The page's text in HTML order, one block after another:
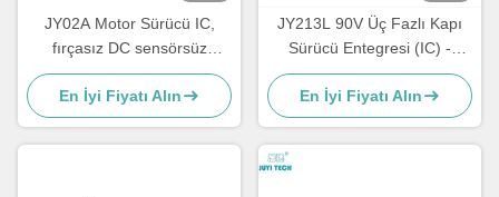
JY02A Motor Sürücü IC,
fırçasız DC sensörsüz
motorları çalıştırmak için
entegre devre ile
En İyi Fiyatı Alın
JY213L 90V Üç Fazlı Kapı
Sürücü Entegresi (IC) -
BLDC Motor Kontrolü için
Yüksek Hızlı MOSFET &
IGBT Sürücüsü ve Dahili Ölü
Zaman Kontrolü
En İyi Fiyatı Alın